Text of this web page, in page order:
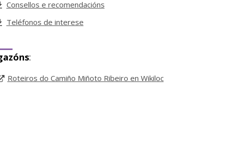
Consellos e recomendacións
Teléfonos de interese
:
Roteiros do Camiño Miñoto Ribeiro en Wikiloc